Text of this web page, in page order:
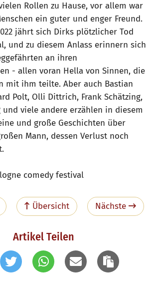
Rollen zu Hause, vor allem war
ein guter und enger Freund.
jährt sich Dirks plötzlicher Tod
und zu diesem Anlass erinnern sich
an ihren
- allen voran Hella von Sinnen, die
mit ihm teilte. Aber auch Bastian
Polt, Olli Dittrich, Frank Schätzing,
und viele andere erzählen in diesem
und große Geschichten über
Mann, dessen Verlust noch
comedy festival
Übersicht Nächste
Artikel Teilen